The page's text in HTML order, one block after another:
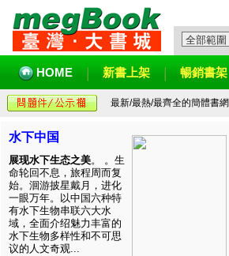
HOME 新書上架 暢銷書架
最新/最熱/最齊全的簡體書網
水下中国
展现水下生态之美。 。生
命轮回不息，旅程周而复
始。洄游披星戴月，进化
一眼万年。以中国六种特
有水下生物串联六大水
域，全面介绍魅力丰富的
水下生物多样性和不可思
议的人文奇观...